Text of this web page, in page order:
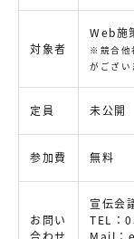
対象者
Web施
※競合他
がござい
定員 未公開
参加費 無料
お問い
宣伝会
TEL：